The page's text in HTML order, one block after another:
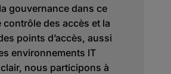
gouvernance dans ce
contrôle des accès et la
points d’accès, aussi
environnements IT
nous participons à